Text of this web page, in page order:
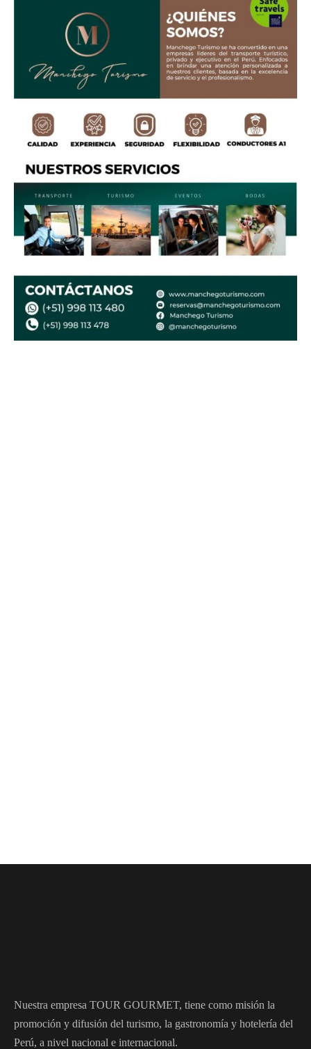
Nuestra empresa TOUR GOURMET, tiene como misión la
promoción y difusión del turismo, la gastronomía y hotelería del
Perú, a nivel nacional e internacional.